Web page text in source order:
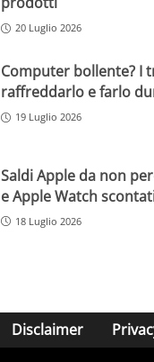
20 Luglio 2026
Computer bollente? I
raffreddarlo e farlo
19 Luglio 2026
Saldi Apple da non
e Apple Watch
18 Luglio 2026
Disclaimer